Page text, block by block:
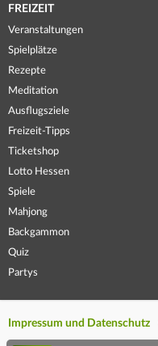
FREIZEIT
Veranstaltungen
Spielplätze
Rezepte
Meditation
Ausflugsziele
Freizeit-Tipps
Ticketshop
Lotto Hessen
Spiele
Mahjong
Backgammon
Quiz
Partys
Impressum und Datenschutz